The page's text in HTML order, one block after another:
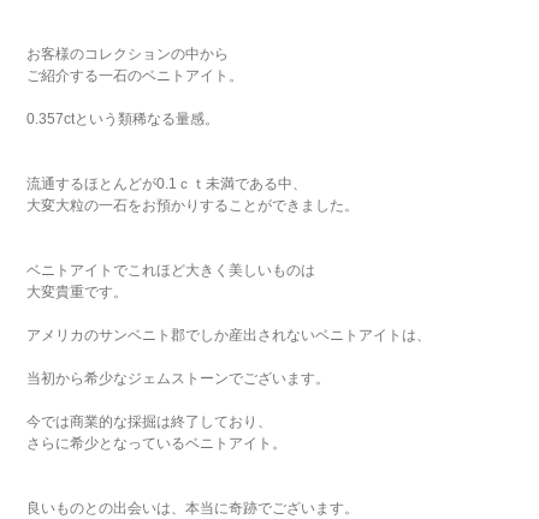
お客様のコレクションの中から
ご紹介する一石のベニトアイト。
0.357ctという類稀なる量感。
流通するほとんどが0.1ｃｔ未満である中、
大変大粒の一石をお預かりすることができました。
ベニトアイトでこれほど大きく美しいものは
大変貴重です。
アメリカのサンベニト郡でしか産出されないベニトアイトは、
当初から希少なジェムストーンでございます。
今では商業的な採掘は終了しており、
さらに希少となっているベニトアイト。
良いものとの出会いは、本当に奇跡でございます。